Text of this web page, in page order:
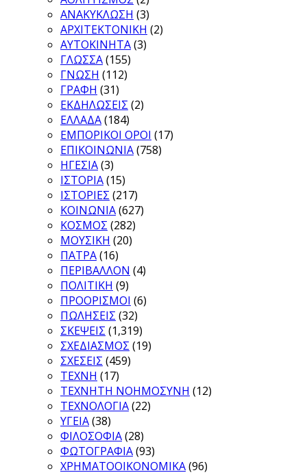
ΑΝΑΚΥΚΛΩΣΗ (3)
ΑΡΧΙΤΕΚΤΟΝΙΚΗ (2)
ΑΥΤΟΚΙΝΗΤΑ(3)
ΓΛΩΣΣΑ(155)
ΓΝΩΣΗ (112)
ΓΡΑΦΗ (31)
ΕΚΔΗΛΩΣΕΙΣ (2)
ΕΛΛΑΔΑ(184)
ΕΜΠΟΡΙΚΟΙ ΟΡΟΙ (17)
ΕΠΙΚΟΙΝΩΝΙΑ(758)
ΗΓΕΣΙΑ(3)
ΙΣΤΟΡΙΑ(15)
ΙΣΤΟΡΙΕΣ (217)
ΚΟΙΝΩΝΙΑ(627)
ΚΟΣΜΟΣ (282)
ΜΟΥΣΙΚΗ (20)
ΠΑΤΡΑ(16)
ΠΕΡΙΒΑΛΛΟΝ (4)
ΠΟΛΙΤΙΚΗ (9)
ΠΡΟΟΡΙΣΜΟΙ (6)
ΠΩΛΗΣΕΙΣ (32)
ΣΚΕΨΕΙΣ (1,319)
ΣΧΕΔΙΑΣΜΟΣ (19)
ΣΧΕΣΕΙΣ (459)
ΤΕΧΝΗ (17)
ΤΕΧΝΗΤΗ ΝΟΗΜΟΣΥΝΗ (12)
ΤΕΧΝΟΛΟΓΙΑ(22)
ΥΓΕΙΑ(38)
ΦΙΛΟΣΟΦΙΑ(28)
ΦΩΤΟΓΡΑΦΙΑ(93)
ΧΡΗΜΑΤΟΟΙΚΟΝΟΜΙΚΑ(96)